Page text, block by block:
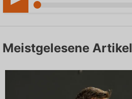
Meistgelesene Artikel